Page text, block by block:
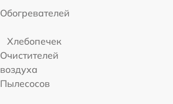
Обогревателей
Хлебопечек
Очистителей
воздуха
Пылесосов